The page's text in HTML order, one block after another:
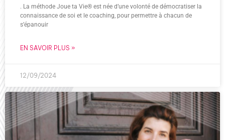
. La méthode Joue ta Vie® est née d’une volonté de démocratiser la
connaissance de soi et le coaching, pour permettre à chacun de
s’épanouir
EN SAVOIR PLUS »
12/09/2024